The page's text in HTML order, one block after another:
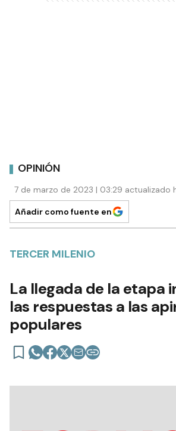
OPINIÓN
7 de marzo de 2023 | 03:29 actualizado
Añadir como fuente en
TERCER MILENIO
La llegada de la etapa
las respuestas a las
populares